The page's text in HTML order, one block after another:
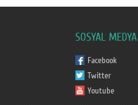
SOSYAL MEDYA
Facebook
Twitter
Youtube